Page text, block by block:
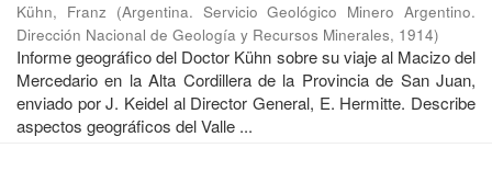
Kühn, Franz (Argentina. Servicio Geológico Minero Argentino.
Dirección Nacional de Geología y Recursos Minerales, 1914)
Informe geográfico del Doctor Kühn sobre su viaje al Macizo del
Mercedario en la Alta Cordillera de la Provincia de San Juan,
enviado por J. Keidel al Director General, E. Hermitte. Describe
aspectos geográficos del Valle ...